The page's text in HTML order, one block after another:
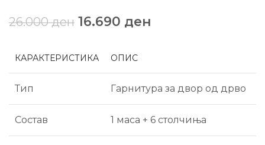
26.000ден 16.690 ден
КАРАКТЕРИСТИКА ОПИС
Тип Гарнитура за двор од дрво
Состав 1 маса + 6 столчиња